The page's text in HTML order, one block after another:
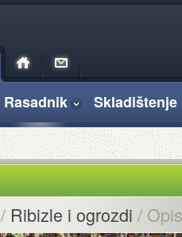
Rasadnik Skladištenje
/ Ribizle i ogrozdi /